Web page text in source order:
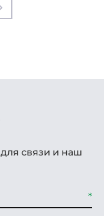
связи и наш